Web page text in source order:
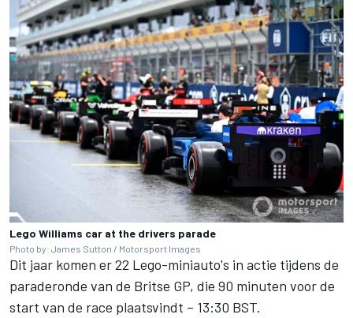
Lego Williams car at the drivers parade
Photo by: James Sutton / Motorsport Images
Dit jaar komen er 22 Lego-miniauto's in actie tijdens de
paraderonde van de Britse GP, die 90 minuten voor de
start van de race plaatsvindt – 13:30 BST.